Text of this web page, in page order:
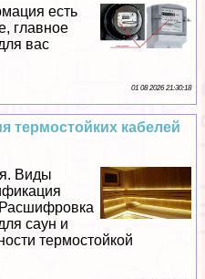
есть
главное
вас
01 08 2026 21:30:18
термостойких кабелей
Виды
саун и
термостойкой